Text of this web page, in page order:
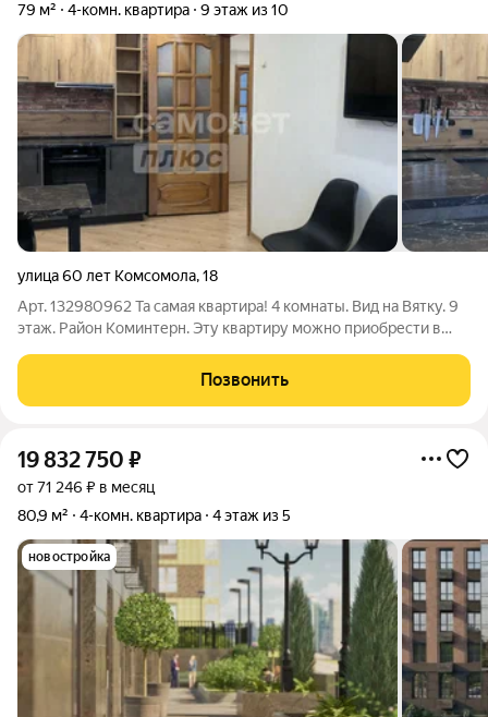
79 м² 4-комн. квартира 9 этаж из 10
улица 60 лет Комсомола,18
Арт. 132980962 Та самая квартира! 4 комнаты. Вид на Вятку. 9
этаж. Район Коминтерн. Эту квартиру можно приобрести в
Первомайского района и загородная эстетика за вашим окном.
Просторная
Позвонить
19 832 750 ₽
от 71 246 ₽ в месяц
80,9 м²
4-комн. квартира 4 этаж из 5
новостройка